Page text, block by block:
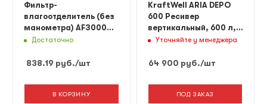
Фильтр-
влагоотделитель (без
манометра) AF3000
Русский Мастер
Достаточно
838.19 руб./шт
В КОРЗИНУ
KraftWell ARIA DEPO
600 Ресивер
вертикальный, 600 л,
16 бар
Уточняйте у менеджера
64 900 руб./шт
ПОД ЗАКАЗ